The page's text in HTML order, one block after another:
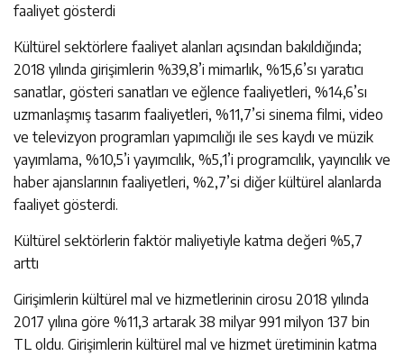
faaliyet gösterdi
Kültürel sektörlere faaliyet alanları açısından bakıldığında;
2018 yılında girişimlerin %39,8’i mimarlık, %15,6’sı yaratıcı
sanatlar, gösteri sanatları ve eğlence faaliyetleri, %14,6’sı
uzmanlaşmış tasarım faaliyetleri, %11,7’si sinema filmi, video
ve televizyon programları yapımcılığı ile ses kaydı ve müzik
yayımlama, %10,5’i yayımcılık, %5,1’i programcılık, yayıncılık ve
haber ajanslarının faaliyetleri, %2,7’si diğer kültürel alanlarda
faaliyet gösterdi.
Kültürel sektörlerin faktör maliyetiyle katma değeri %5,7
arttı
Girişimlerin kültürel mal ve hizmetlerinin cirosu 2018 yılında
2017 yılına göre %11,3 artarak 38 milyar 991 milyon 137 bin
TL oldu. Girişimlerin kültürel mal ve hizmet üretiminin katma